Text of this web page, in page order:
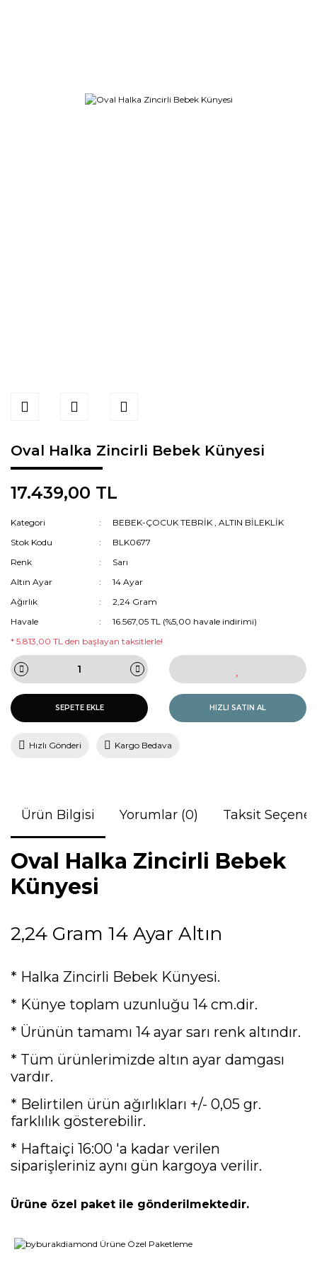
Oval Halka Zincirli Bebek Künyesi
17.439,00 TL
Kategori BEBEK-ÇOCUK TEBRİK ,ALTIN BİLEKLİK
Stok Kodu
BLK0677
Renk
Sarı
Altın Ayar
14 Ayar
Ağırlık
2,24 Gram
Havale
16.567,05 TL (%5,00 havale indirimi)
* 5.813,00 TL den başlayan taksitlerle!
SEPETE EKLE HIZLI SATIN AL
Hızlı Gönderi Kargo Bedava
Ürün Bilgisi Yorumlar (0) Taksit
Oval Halka Zincirli Bebek
Künyesi
2,24 Gram 14 Ayar Altın
* Halka Zincirli Bebek Künyesi.
* Künye toplam uzunluğu 14 cm.dir.
* Ürünün tamamı 14 ayar sarı renk altındır.
* Tüm ürünlerimizde altın ayar damgası
vardır.
* Belirtilen ürün ağırlıkları +/- 0,05 gr.
farklılık gösterebilir.
* Haftaiçi 16:00 'a kadar verilen
siparişleriniz aynı gün kargoya verilir.
Ürüne özel paket ile gönderilmektedir.